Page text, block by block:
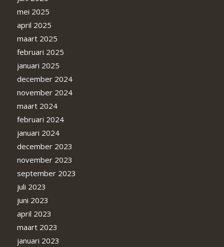
mei 2025
april 2025
maart 2025
februari 2025
januari 2025
december 2024
november 2024
maart 2024
februari 2024
januari 2024
december 2023
november 2023
september 2023
juli 2023
juni 2023
april 2023
maart 2023
januari 2023